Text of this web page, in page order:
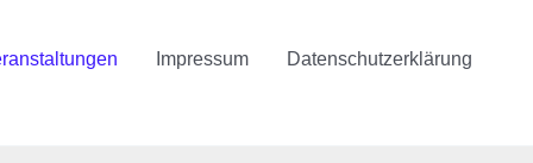
Impressum Datenschutzerklärung